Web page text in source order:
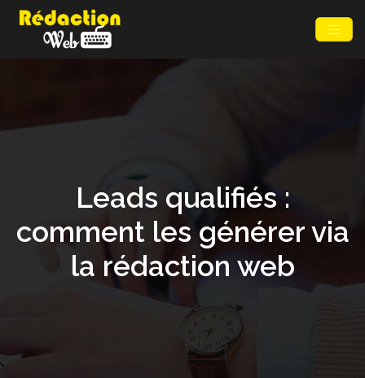
Leads qualifiés :
comment les générer via
la rédaction web